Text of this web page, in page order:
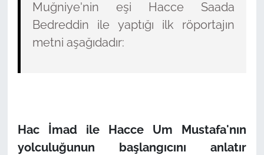
Muğniye'nin eşi Hacce Saada
Bedreddin ile yaptığı ilk röportajın
metni aşağıdadır:
Hac İmad ile Hacce Um Mustafa'nın
yolculuğunun başlangıcını anlatır